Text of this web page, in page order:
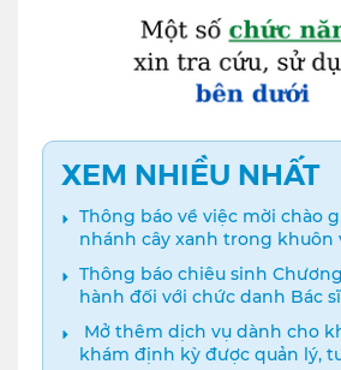
XEM NHIỀU NHẤT
Thông báo về việc mời chào
nhánh cây xanh trong khuôn
Thông báo chiêu sinh
hành đối với chức danh Bác
dưỡng năm 2024
Mở thêm dịch vụ dành cho
khám định kỳ được quản lý,